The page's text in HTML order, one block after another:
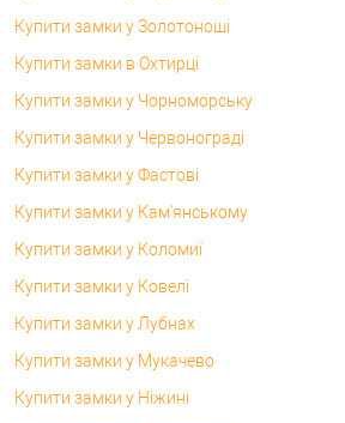
Купити замки у Золотоноші
Купити замки в Охтирці
Купити замки у Чорноморську
Купити замки у Червонограді
Купити замки у Фастові
Купити замки у Кам'янському
Купити замки у Коломиї
Купити замки у Ковелі
Купити замки у Лубнах
Купити замки у Мукачево
Купити замки у Ніжині